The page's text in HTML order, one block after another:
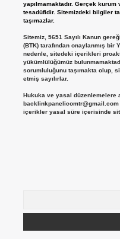
yapılmamaktadır. Gerçek
tesadüfidir. Sitemizdeki bilgiler
taşımazlar.
Sitemiz, 5651 Sayılı Kanun
(BTK) tarafından onaylanmış bir
nedenle, sitedeki içerikleri
yükümlülüğümüz
sorumluluğunu taşımakta olup,
etmiş sayılırlar.
Hukuka ve yasal düzenlemelere
backlinkpanelicomtr@gmail.com
içerikler yasal süre içerisinde